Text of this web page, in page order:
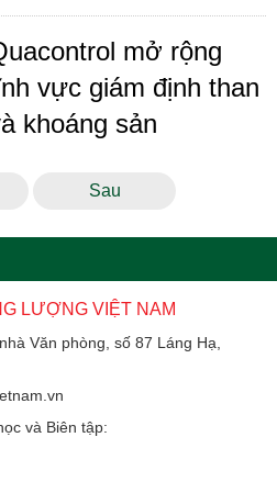
mở rộng
vực giám định than
khoáng sản
Sau
LƯỢNG VIỆT NAM
Văn phòng, số 87 Láng Hạ,
và Biên tập: